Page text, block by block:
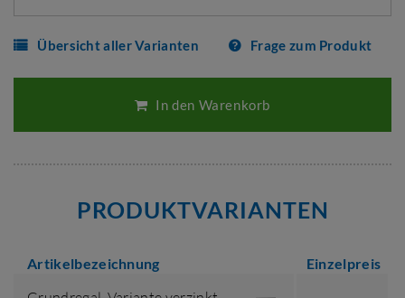
Übersicht aller Varianten Frage zum Produkt
In den Warenkorb
PRODUKTVARIANTEN
Artikelbezeichnung Einzelpreis